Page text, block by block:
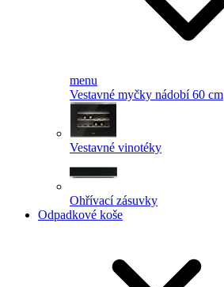
menu
Vestavné myčky nádobí 60 cm
Vestavné vinotéky
Ohřívací zásuvky
Odpadkové koše